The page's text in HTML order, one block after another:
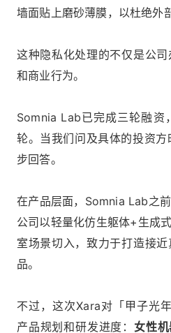
墙面贴上磨砂薄膜，以杜绝外
这种隐私化处理的不仅是公
和商业行为。
Somnia Lab已完成三轮融资
轮。当我们问及具体的投资
步回答。
在产品层面，Somnia Lab之
公司以轻量化仿生躯体+生成
室场景切入，致力于打造接
品。
不过，这次Xara对「甲子光
产品规划和研发进度： 女性